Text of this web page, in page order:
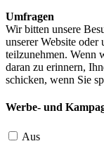
Umfragen
Wir bitten unsere
unserer Website oder
teilzunehmen. Wenn
daran zu erinnern,
schicken, wenn Sie
Werbe- und
Aus